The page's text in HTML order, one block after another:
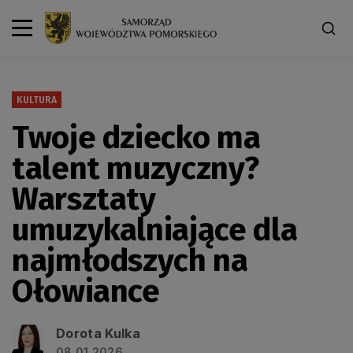
KULTURA
Twoje dziecko ma
talent muzyczny?
Warsztaty
umuzykalniające dla
najmłodszych na
Ołowiance
Dorota Kulka